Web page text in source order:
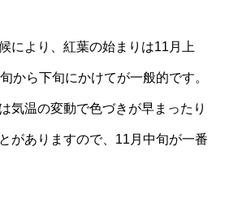
により、紅葉の始まりは11月上
から下旬にかけてが一般的です。
気温の変動で色づきが早まったり
がありますので、11月中旬が一番